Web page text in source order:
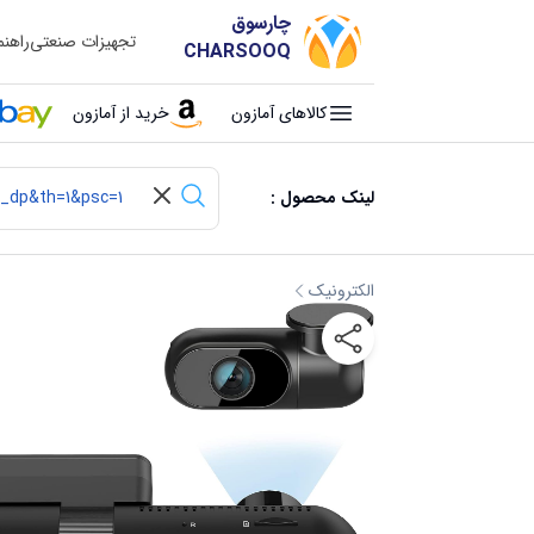
چارسوق
CHARSOOQ
تجهیزات صنعتی
کالاهای آمازون خرید از آمازون
لینک محصول :
الکترونیک